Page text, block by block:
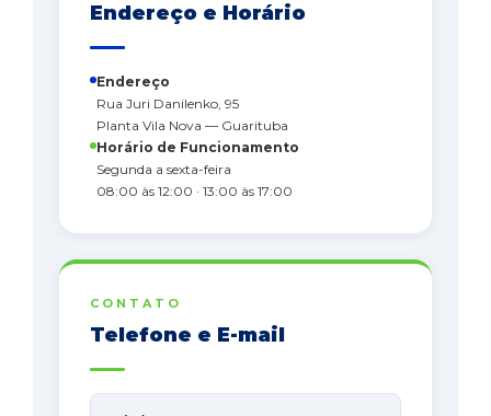
Endereço e Horário
Endereço
Rua Juri Danilenko, 95
Planta Vila Nova — Guarituba
Horário de Funcionamento
Segunda a sexta-feira
08:00 às 12:00 · 13:00 às 17:00
CONTATO
Telefone e E-mail